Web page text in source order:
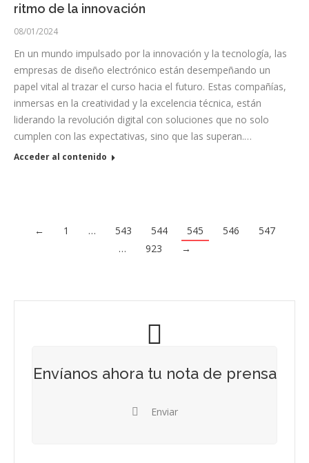
ritmo de la innovación
08/01/2024
En un mundo impulsado por la innovación y la tecnología, las
empresas de diseño electrónico están desempeñando un
papel vital al trazar el curso hacia el futuro. Estas compañías,
inmersas en la creatividad y la excelencia técnica, están
liderando la revolución digital con soluciones que no solo
cumplen con las expectativas, sino que las superan.…
Acceder al contenido
← 1 … 543 544 545 546
547
…
923 →
Envíanos ahora tu nota de prensa
Enviar